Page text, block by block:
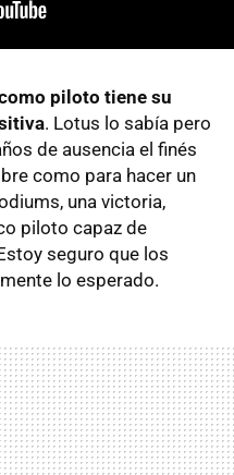
piloto tiene su
. Lotus lo sabía pero
de ausencia el finés
como para hacer un
una victoria,
piloto capaz de
seguro que los
lo esperado.